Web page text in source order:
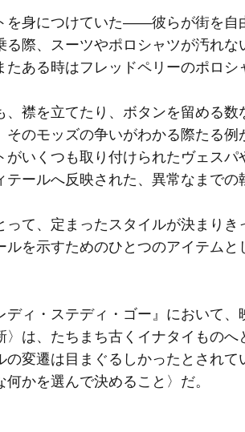
身につけていた――彼らが街を自
際、スーツやポロシャツが汚れな
ある時はフレッドペリーのポロシ
襟を立てたり、ボタンを留める数
のモッズの争いがわかる際たる例
いくつも取り付けられたヴェス
ールへ反映された、異常なまでの
て、定まったスタイルが決まりき
を示すためのひとつのアイテム
ィ・ステディ・ゴー』において、
は、たちまち古くイナタイもの
変遷は目まぐるしかったとされて
かを選んで決めること〉だ。